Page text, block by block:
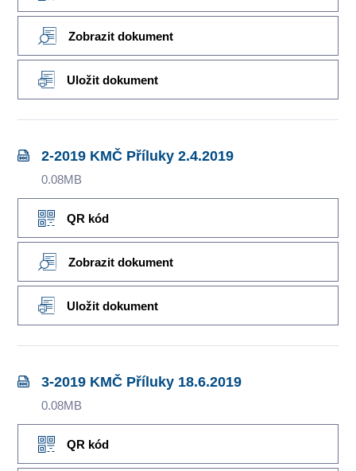
Zobrazit dokument
Uložit dokument
2-2019 KMČ Příluky 2.4.2019
0.08MB
QR kód
Zobrazit dokument
Uložit dokument
3-2019 KMČ Příluky 18.6.2019
0.08MB
QR kód